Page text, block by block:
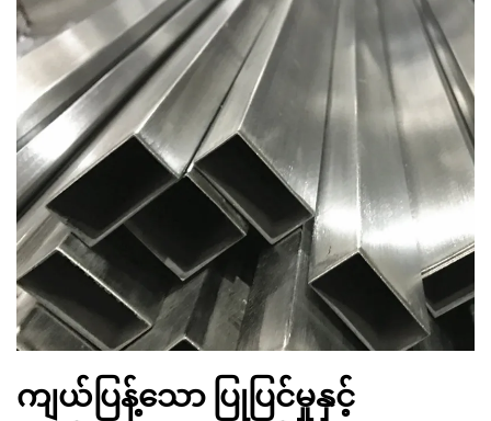
ကျယ်ပြန့်သော ပြုပြင်မှုနှင့်